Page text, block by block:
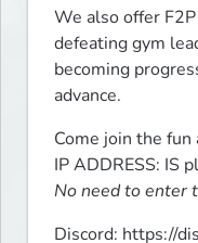
We also offer
defeating gym
becoming
advance.
Come join the
No need to enter
Discord: https://